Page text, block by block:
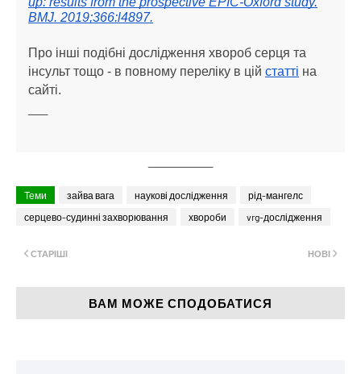
BMJ. 2019;366:l4897.
Про інші подібні дослідження хвороб серця та
інсульт тощо - в повному переліку в цій статті на
сайті.
Теми зайва вага наукові дослідження
рід-мангелс
серцево-судинні захворювання
хвороби vrg-дослідження
НОВІ
СТАРІШІ
ВАМ МОЖЕ СПОДОБАТИСЯ